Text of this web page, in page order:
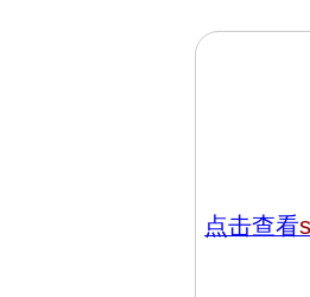
点击查看